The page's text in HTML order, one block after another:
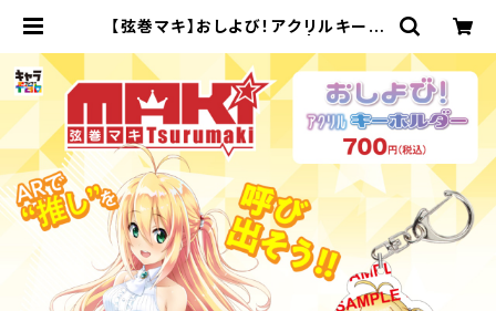
【弦巻マキ】おしよび！アクリルキーホ
b